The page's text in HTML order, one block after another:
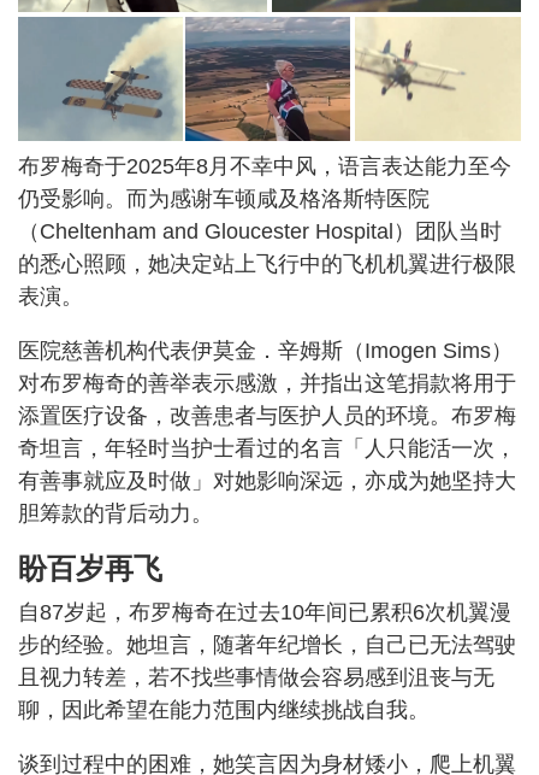
布罗梅奇于2025年8月不幸中风，语言表达能力至今
仍受影响。而为感谢车顿咸及格洛斯特医院
（Cheltenham and Gloucester Hospital）团队当时
的悉心照顾，她决定站上飞行中的飞机机翼进行极限
表演。
医院慈善机构代表伊莫金．辛姆斯（Imogen Sims）
对布罗梅奇的善举表示感激，并指出这笔捐款将用于
添置医疗设备，改善患者与医护人员的环境。布罗梅
奇坦言，年轻时当护士看过的名言「人只能活一次，
有善事就应及时做」对她影响深远，亦成为她坚持大
胆筹款的背后动力。
盼百岁再飞
自87岁起，布罗梅奇在过去10年间已累积6次机翼漫
步的经验。她坦言，随著年纪增长，自己已无法驾驶
且视力转差，若不找些事情做会容易感到沮丧与无
聊，因此希望在能力范围内继续挑战自我。
谈到过程中的困难，她笑言因为身材矮小，爬上机翼